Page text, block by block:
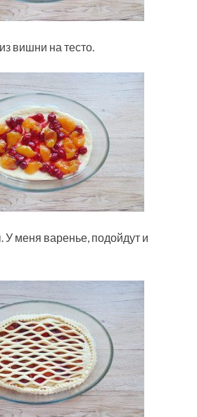
вишни на тесто.
У меня варенье, подойдут и